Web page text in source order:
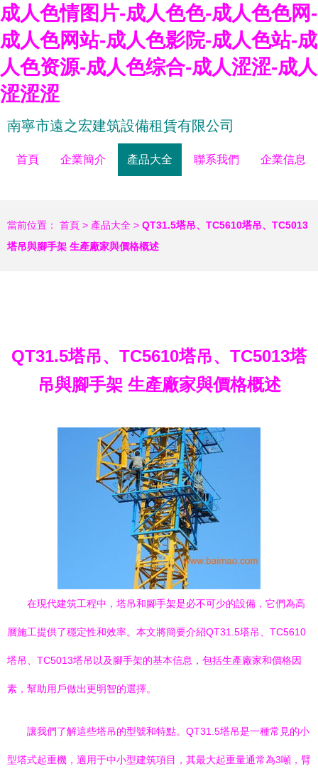
成人色情图片-成人色色-成人色色网-
成人色网站-成人色影院-成人色站-成
人色资源-成人色综合-成人涩涩-成人
涩涩涩
南寧市遠之宏建筑設備租賃有限公司
首頁 企業簡介 產品大全 聯系我們 企業信息
當前位置： 首頁 > 產品大全 > QT31.5塔吊、TC5610塔吊、TC5013
塔吊與腳手架 生產廠家與價格概述
QT31.5塔吊、TC5610塔吊、TC5013塔
吊與腳手架 生產廠家與價格概述
在現代建筑工程中，塔吊和腳手架是必不可少的設備，它們為高
層施工提供了穩定性和效率。本文將簡要介紹QT31.5塔吊、TC5610
塔吊、TC5013塔吊以及腳手架的基本信息，包括生產廠家和價格因
素，幫助用戶做出更明智的選擇。
讓我們了解這些塔吊的型號和特點。QT31.5塔吊是一種常見的小
型塔式起重機，適用于中小型建筑項目，其最大起重量通常為3噸，臂